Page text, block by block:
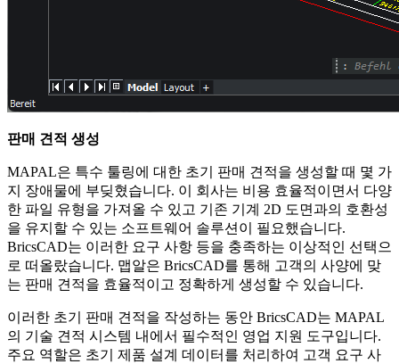
판매 견적 생성
MAPAL은 특수 툴링에 대한 초기 판매 견적을 생성할 때 몇 가
지 장애물에 부딪혔습니다. 이 회사는 비용 효율적이면서 다양
한 파일 유형을 가져올 수 있고 기존 기계 2D 도면과의 호환성
을 유지할 수 있는 소프트웨어 솔루션이 필요했습니다.
BricsCAD는 이러한 요구 사항 등을 충족하는 이상적인 선택으
로 떠올랐습니다. 맵알은 BricsCAD를 통해 고객의 사양에 맞
는 판매 견적을 효율적이고 정확하게 생성할 수 있습니다.
이러한 초기 판매 견적을 작성하는 동안 BricsCAD는 MAPAL
의 기술 견적 시스템 내에서 필수적인 영업 지원 도구입니다.
주요 역할은 초기 제품 설계 데이터를 처리하여 고객 요구 사